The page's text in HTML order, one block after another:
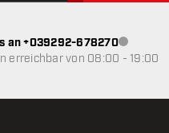
an +039292-678270
erreichbar von 08:00 - 19:00